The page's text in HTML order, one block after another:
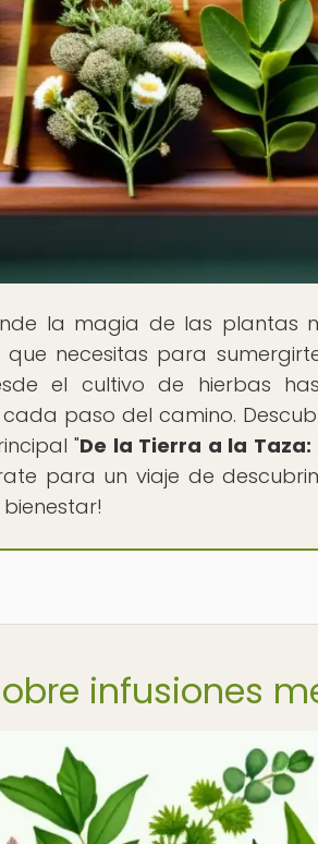
la magia de las plantas
necesitas para
el cultivo de hierbas
paso del camino.
"De la Tierra a la Taza:
para un viaje de
infusiones